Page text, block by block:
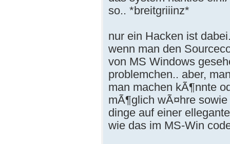
so.. *breitgriiinz*
nur ein Hacken ist
wenn man den
von MS Windows
problemchen.. aber,
man machen kÃ¶nnte
mÃ¶glich wÃ¤hre
dinge auf einer
wie das im MS-Win